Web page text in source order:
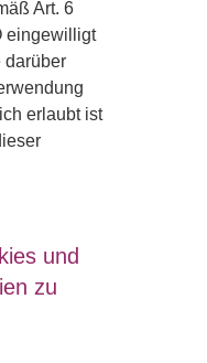
Art. 6
eingewilligt
darüber
erlaubt ist
und
zu